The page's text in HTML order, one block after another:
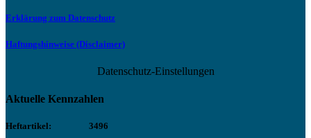
Erklärung zum Datenschutz
Haftungshinweise (Disclaimer)
Datenschutz-Einstellungen
Aktuelle Kennzahlen
Heftartikel: 3496